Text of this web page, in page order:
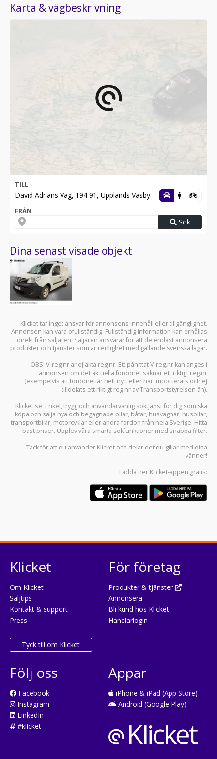
Karta & vägbeskrivning
TILL
David Adrians Väg, 194 91, Upplands Väsby
FRÅN
Sök
Dina senast visade objekt
Klicket tar inget ansvar för annonsens innehåll eller tillgänglighet.
Annonsen kan vara ofullständig. Fullständig information kan erhållas
direkt från säljaren. Säljaren ansvarar för att de endast annonsera
produkter och tjänster som är i enlighet med gällande svenska lagar.
OBS! V-reg.nr är ej äkta reg.nr. Ett påhittat V-reg.nr kan anges i
annonsen om det aktuella fordonet saknar ett riktigt reg.nr
(exempelvis att fordonet är helt nytt eller har importerats och ej
tilldelats ett riktigt reg.nr av Transportstyrelsen än).
Klicket.se: Enkel, trygg och användarvänlig söktjänst för dig som ska
köpa och sälja nya och begagnade bilar, båtar, husvagnar, husbilar,
transportbilar, motorcyklar eller andra fordon från hela Sverige. Hitta
bäst priser. Upplev våra smarta sökfunktioner med snabba filter.
Tack för att du använder Klicket och delar det du gillar med dina
vänner!
Ladda ner Klicket-appen gratis:
Klicket
Om Klicket
Säljtips
Kontakt & support
Press
Tyck till om Klicket
För företag
Produkter & tjänster
Annonsera
Bli kund hos Klicket
Handlarlogin
Följ oss
Facebook
Instagram
LinkedIn
#klicket
Appar
iPhone & iPad (App Store)
Android (Google Play)